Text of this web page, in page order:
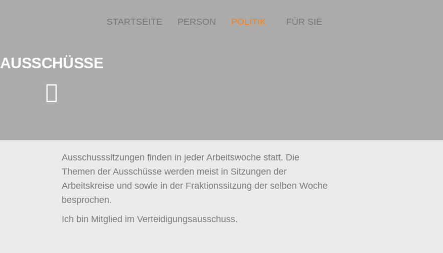
STARTSEITE PERSON POLITIK FÜR SIE
AUSSCHÜSSE
Ausschusssitzungen finden in jeder Arbeitswoche statt. Die
Themen der Ausschüsse werden meist in Sitzungen der
Arbeitskreise und sowie in der Fraktionssitzung der selben Woche
besprochen.
Ich bin Mitglied im Verteidigungsausschuss.